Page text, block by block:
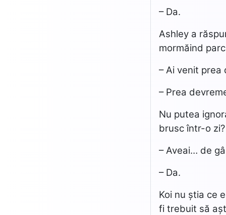
– Da.
Ashley a
mormăind
– Ai venit prea
– Prea
Nu putea
brusc într-o zi?
– Aveai… de
– Da.
Koi nu știa ce
fi trebuit să